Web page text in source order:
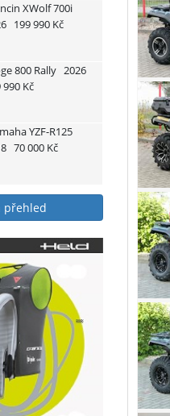
XWolf 700i
199 990 Kč
800 Rally 2026
990 Kč
YZF-R125
70 000 Kč
přehled